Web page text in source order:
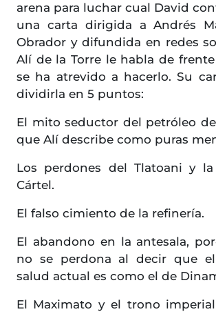
arena para luchar cual David
una carta dirigida a Andrés
Obrador y difundida en redes
Alí de la Torre le habla de
se ha atrevido a hacerlo. Su
dividirla en 5 puntos:
El mito seductor del petróleo de
que Alí describe como puras
Los perdones del Tlatoani y
Cártel.
El falso cimiento de la refinería.
El abandono en la antesala,
no se perdona al decir que
salud actual es como el de
El Maximato y el trono